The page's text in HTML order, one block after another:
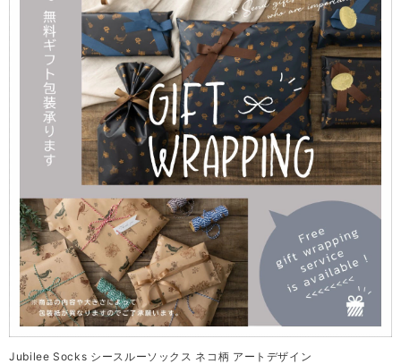
Jubilee Socks シースルーソックス ネコ柄 アートデザイン